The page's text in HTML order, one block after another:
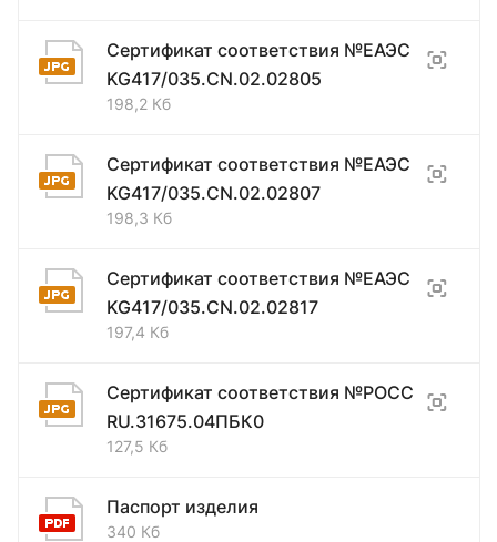
Сертификат соответствия №ЕАЭС
KG417/035.CN.02.02805
198,2 Кб
Сертификат соответствия №ЕАЭС
KG417/035.CN.02.02807
198,3 Кб
Сертификат соответствия №ЕАЭС
KG417/035.CN.02.02817
197,4 Кб
Сертификат соответствия №РОСС
RU.31675.04ПБК0
127,5 Кб
Паспорт изделия
340 Кб